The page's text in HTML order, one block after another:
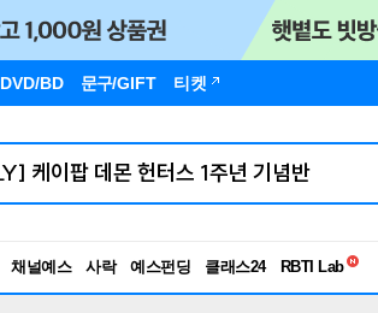
DVD/BD 문구/GIFT 티켓
채널예스 사락 예스펀딩 클래스24
RBTI Lab
독서유형검사